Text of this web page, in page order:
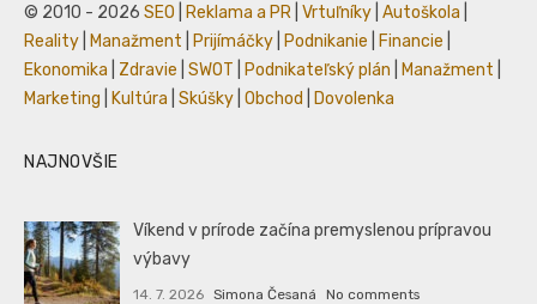
© 2010 - 2026 SEO Reklama a PR Vrtuľníky Autoškola
Reality
Manažment Prijímáčky Podnikanie Financie
Ekonomika
Zdravie SWOT Podnikateľský plán Manažment
Marketing
Kultúra Skúšky Obchod Dovolenka
NAJNOVŠIE
Víkend v prírode začína premyslenou prípravou
výbavy
14. 7. 2026 Simona Česaná No comments